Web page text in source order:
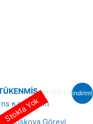
indirim!
: Moskova Görevi
Stokta Yok